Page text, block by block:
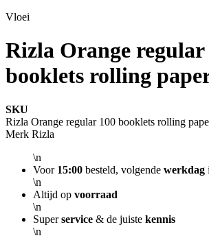
Vloei
Rizla Orange regular
booklets rolling
SKU
Rizla Orange regular 100 booklets rolling
Merk Rizla
\n
Voor 15:00 besteld, volgende werkdag
\n
Altijd op voorraad
\n
Superservice & de juiste kennis
\n